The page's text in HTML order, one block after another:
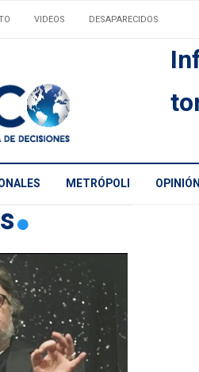
VIDEOS DESAPARECIDOS
METRÓPOLI OPINIÓN